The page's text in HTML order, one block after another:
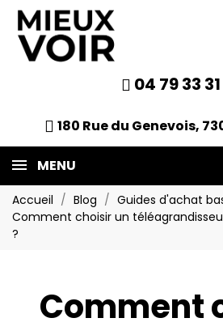
04 79 33
180 Rue du Genevois,
MENU
Accueil Blog
Guides d'achat
Comment choisir un
?
Comment